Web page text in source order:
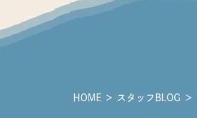
HOME ＞ スタッフBLOG ＞